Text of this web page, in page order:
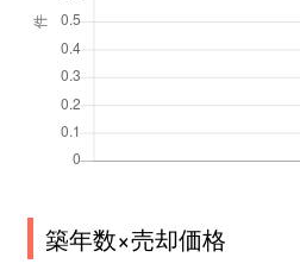
築年数×売却価格